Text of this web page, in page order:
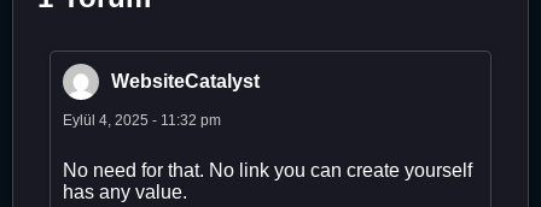
WebsiteCatalyst
Eylül 4, 2025 - 11:32 pm
No need for that. No link you can create yourself
has any value.